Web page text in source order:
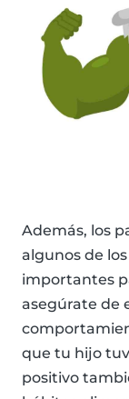
Además, los
algunos de
importantes
asegúrate de
que tu hijo
positivo